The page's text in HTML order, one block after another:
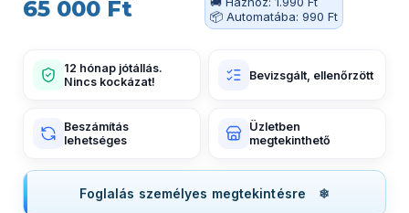
65 000 Ft
📦 Automatába: 990 Ft
12 hónap jótállás.
Nincs kockázat!
Bevizsgált, ellenőrzött
Beszámítás
lehetséges
Üzletben
megtekinthető
Foglalás személyes megtekintésre